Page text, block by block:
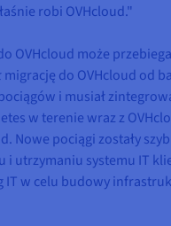
robi OVHcloud."
OVHcloud może
migrację do OVHcloud
i musiał
w terenie wraz z
Nowe pociągi zostały
utrzymaniu systemu IT
IT w celu budowy